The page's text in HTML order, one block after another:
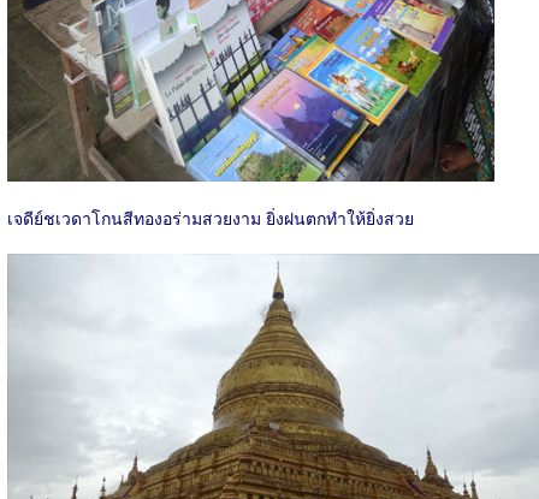
เจดีย์ชเวดาโกนสีทองอร่ามสวยงาม ยิ่งฝนตกทำให้ยิ่งสวย